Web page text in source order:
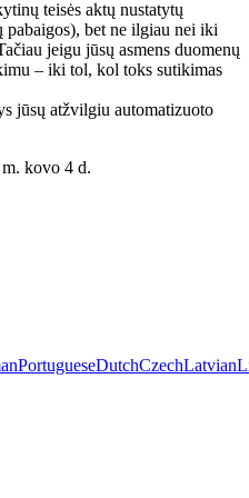
teisės aktų nustatytų
pabaigos), bet ne ilgiau nei iki
jeigu jūsų asmens duomenų
– iki tol, kol toks sutikimas
jūsų atžvilgiu automatizuoto
kovo 4 d.
PortugueseDutchCzechLatvian